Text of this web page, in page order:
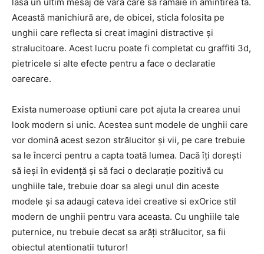
Această manichiură are, de obicei, sticla folosita pe
unghii care reflecta si creat imagini distractive și
stralucitoare. Acest lucru poate fi completat cu graffiti 3d,
pietricele si alte efecte pentru a face o declaratie
oarecare.
Exista numeroase optiuni care pot ajuta la crearea unui
look modern si unic. Acestea sunt modele de unghii care
vor domină acest sezon strălucitor și vii, pe care trebuie
sa le încerci pentru a capta toată lumea. Dacă îți dorești
să ieși în evidență și să faci o declarație pozitivă cu
unghiile tale, trebuie doar sa alegi unul din aceste
modele și sa adaugi cateva idei creative si exOrice stil
modern de unghii pentru vara aceasta. Cu unghiile tale
puternice, nu trebuie decat sa arăți strălucitor, sa fii
obiectul atentionatii tuturor!